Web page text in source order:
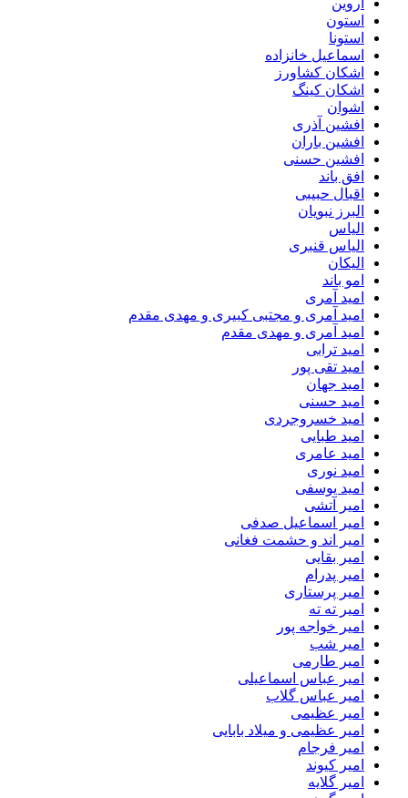
اروین
استون
استونا
اسماعیل خانزاده
اشکان کشاورز
اشکان کینگ
اشوان
افشین آذری
افشین باران
افشین حسنی
افق باند
اقبال حبیبی
البرز نبویان
الیاس
الیاس قنبرى
الیکان
امو باند
امید آمری
امید آمری و مجتبی کبیری و مهدى مقدم
امید آمری و مهدی مقدم
امید ترابی
امید تقی پور
امید جهان
امید حسنی
امید خسروجردی
امید طبایی
امید عامری
امید نوری
امید یوسفی
امیر آتشی
امیر اسماعیل صدفی
امیر اند و حشمت فغانی
امیر بقایی
امیر پدرام
امیر پرستاری
امیر ته ته
امیر خواجه پور
امیر شب
امیر طارمی
امیر عباس اسماعیلی
امیر عباس گلاب
امیر عظیمی
امیر عظیمی و میلاد بابایی
امیر فرجام
امیر کیوند
امیر گلایه